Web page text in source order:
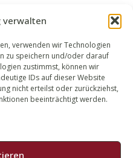
verwalten
verwenden wir Technologien
zu speichern und/oder darauf
zustimmst, können wir
IDs auf dieser Website
nicht erteilst oder zurückziehst,
beeinträchtigt werden.